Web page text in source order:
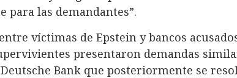
para las demandantes”.
víctimas de Epstein y bancos
presentaron demandas
Bank que posteriormente se